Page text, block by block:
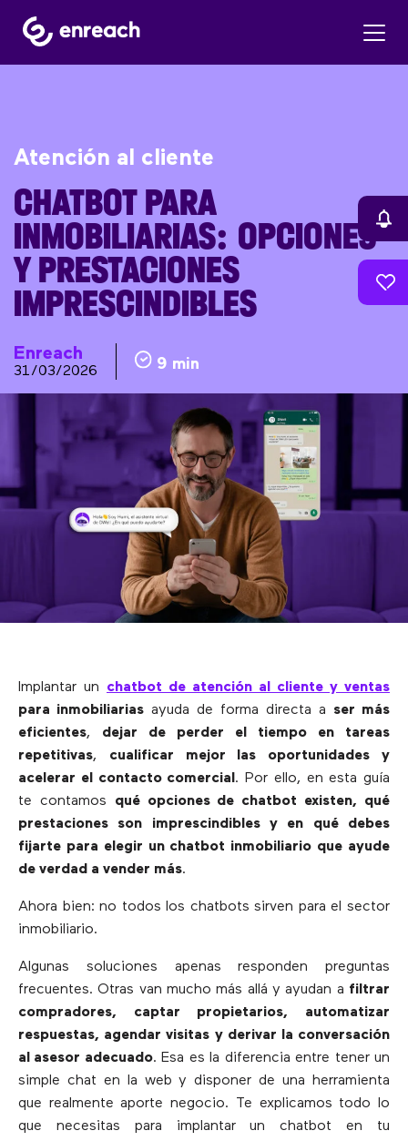
Atención al cliente
CHATBOT PARA
INMOBILIARIAS: OPCIONES
Y PRESTACIONES
IMPRESCINDIBLES
Enreach
31/03/2026 9 min
Implantar un chatbot de atención al cliente y ventas
para inmobiliarias ayuda de forma directa a ser más
eficientes, dejar de perder el tiempo en tareas
repetitivas, cualificar mejor las oportunidades y
acelerar el contacto comercial. Por ello, en esta guía
te contamos qué opciones de chatbot existen, qué
prestaciones son imprescindibles y en qué debes
fijarte para elegir un chatbot inmobiliario que ayude
de verdad a vender más.
Ahora bien: no todos los chatbots sirven para el sector
inmobiliario.
Algunas soluciones apenas responden preguntas
frecuentes. Otras van mucho más allá y ayudan a filtrar
compradores, captar propietarios, automatizar
respuestas, agendar visitas y derivar la conversación
al asesor adecuado. Esa es la diferencia entre tener un
simple chat en la web y disponer de una herramienta
que realmente aporte negocio. Te explicamos todo lo
que necesitas para implantar un chatbot en tu